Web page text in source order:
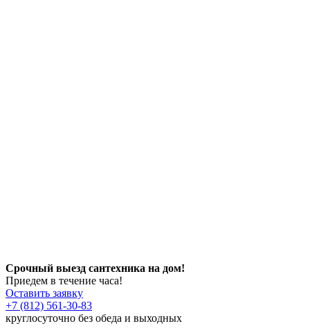
Срочный выезд сантехника на дом!
Приедем в течение часа!
Оставить заявку
+7 (812) 561-30-83
круглосуточно без обеда и выходных